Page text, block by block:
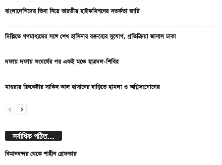
বাংলাদেশিদের ভিসা নিয়ে ভারতীয় হাইকমিশনের সতর্কতা জারি
দিল্লিতে গণমাধ্যমের সঙ্গে শেখ হাসিনার বক্তব্যের সুযোগ, প্রতিক্রিয়া জানাল ঢাকা
দফায় দফায় সংঘর্ষের পর একই মঞ্চে ছাত্রদল-শিবির
মাগুরায় ক্রিকেটার সাকিব আল হাসানের বাড়িতে হামলা ও অগ্নিসংযোগের
সর্বাধিক পঠিত...
বিমানবন্দর থেকে শাহীন গ্রেফতার